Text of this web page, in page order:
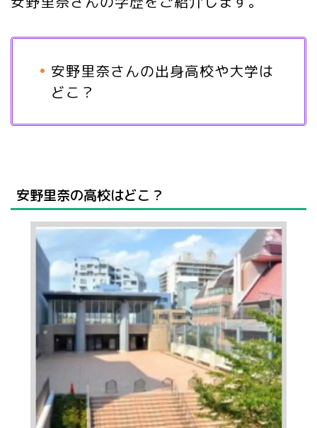
安野里奈さんの出身高校や大学は
どこ？
安野里奈の高校はどこ？